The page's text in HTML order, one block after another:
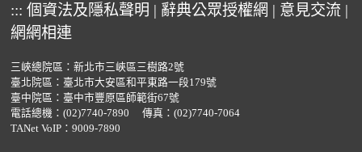
::: 個資法及隱私聲明 | 辭典公眾授權網 | 意見交流 |
網網相連
三峽總院區：新北市三峽區三樹路2號
臺北院區：臺北市大安區和平東路一段179號
臺中院區：臺中市豐原區師範街67號
電話總機： (02)7740-7890
傳真：(02)7740-7064
TANet VoIP：9009-7890